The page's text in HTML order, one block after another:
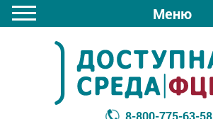
Меню
8-800-775-63-58